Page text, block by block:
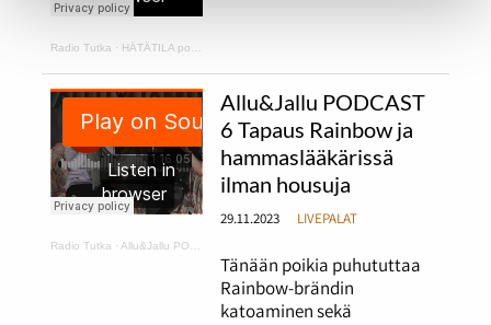
Radio Tutka · HÄTÄTILA podcast 1
Radio Tutka · Allu&Jallu PODCAST 6 Tapaus Rainbow ja hammaslääkärissä ilman housuja
Allu&Jallu PODCAST
6 Tapaus Rainbow ja
hammaslääkärissä
ilman housuja
29.11.2023 LIVEPALAT
Tänään poikia puhututtaa
Rainbow-brändin
katoaminen sekä